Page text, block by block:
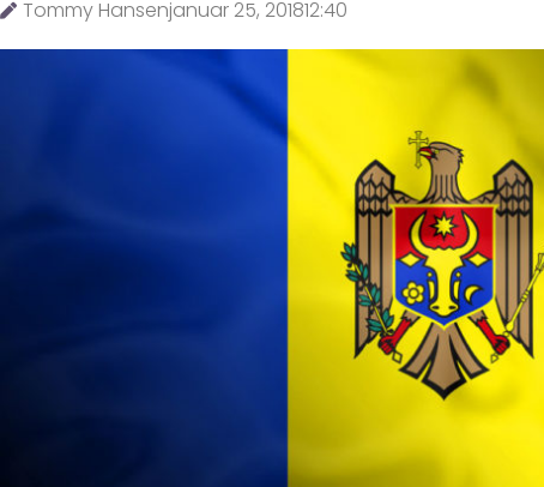
Tommy Hansenjanuar 25, 201812:40